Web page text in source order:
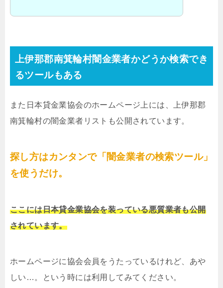
上伊那郡南箕輪村闇金業者かどうか検索でき
るツールもある
また日本貸金業協会のホームページ上には、上伊那郡
南箕輪村の闇金業者リストも公開されています。
探し方はカンタンで「闇金業者の検索ツール」
を使うだけ。
ここには日本貸金業協会を装っている悪質業者も公開
されています。
ホームページに協会会員をうたっているけれど、あや
しい…。という時には利用してみてください。